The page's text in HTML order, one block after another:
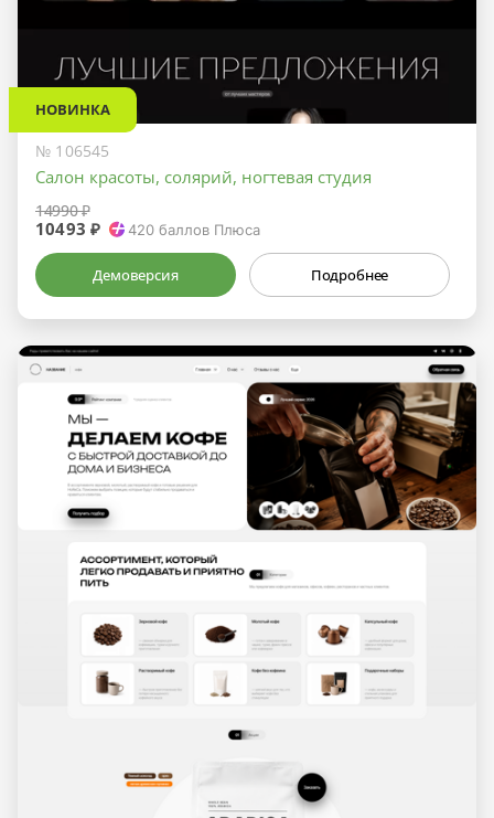
НОВИНКА
№ 106545
Салон красоты, солярий, ногтевая студия
14990 ₽
10493 ₽ 420 баллов Плюса
Демоверсия Подробнее